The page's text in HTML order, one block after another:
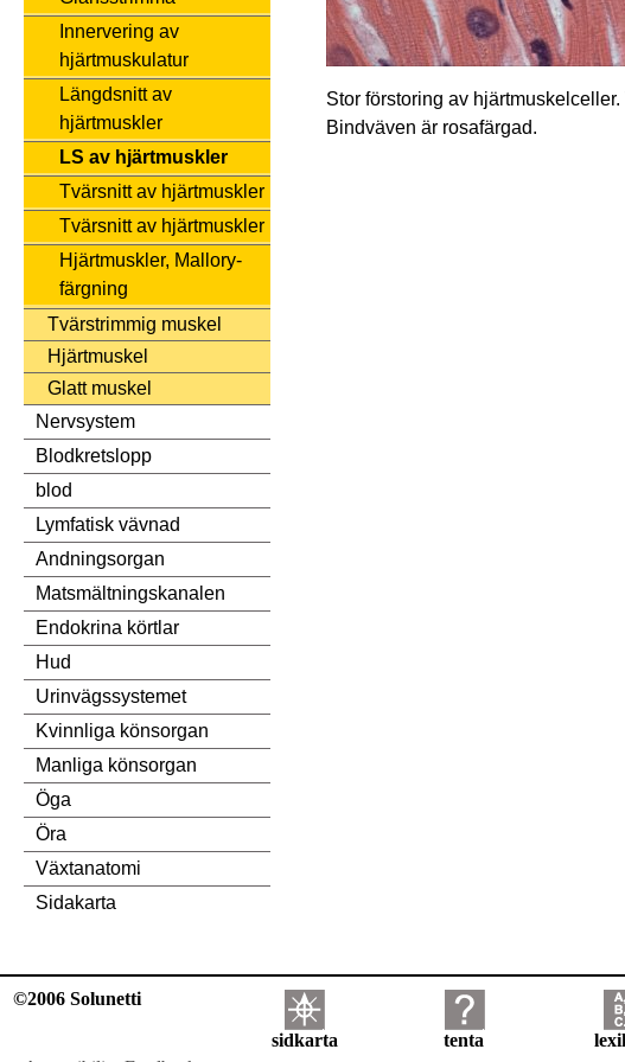
Innervering av
hjärtmuskulatur
Längdsnitt av
hjärtmuskler
LS av hjärtmuskler
Tvärsnitt av hjärtmuskler
Tvärsnitt av hjärtmuskler
Hjärtmuskler, Mallory-
färgning
Tvärstrimmig muskel
Hjärtmuskel
Glatt muskel
Nervsystem
Blodkretslopp
blod
Lymfatisk vävnad
Andningsorgan
Matsmältningskanalen
Endokrina körtlar
Hud
Urinvägssystemet
Kvinnliga könsorgan
Manliga könsorgan
Öga
Öra
Växtanatomi
Sidakarta
Stor förstoring av
Bindväven är rosafärgad.
©2006 Solunetti
sidkarta tenta